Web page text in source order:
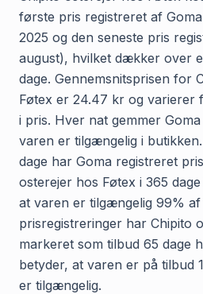
første pris registreret af
2025 og den seneste pris
august), hvilket dækker over
dage. Gennemsnitsprisen for
Føtex er 24.47 kr og varierer
i pris. Hver nat gemmer
varen er tilgængelig i
dage har Goma registreret
osterejer hos Føtex i 365
at varen er tilgængelig 99% af
prisregistreringer har Chipito
markeret som tilbud 65 dage
betyder, at varen er på tilbud
er tilgængelig.